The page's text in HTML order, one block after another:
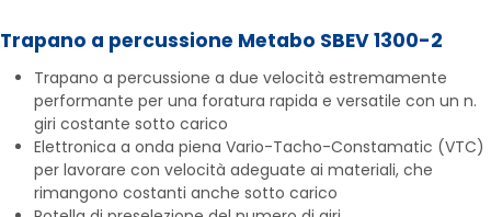
Trapano a percussione Metabo SBEV 1300-2
Trapano a percussione a due velocità estremamente
performante per una foratura rapida e versatile con un n.
giri costante sotto carico
Elettronica a onda piena Vario-Tacho-Constamatic (VTC)
per lavorare con velocità adeguate ai materiali, che
rimangono costanti anche sotto carico